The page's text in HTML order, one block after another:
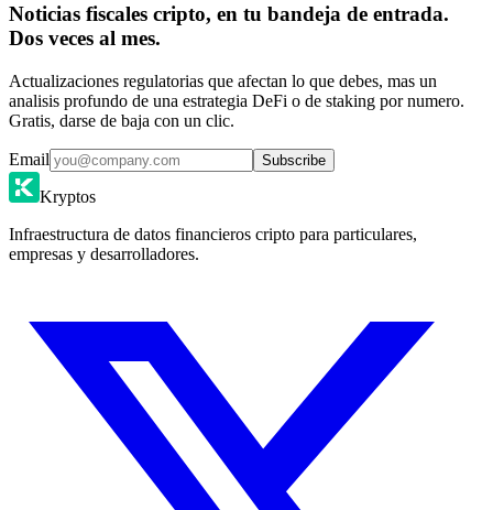
Noticias fiscales cripto, en tu bandeja de entrada.
Dos veces al mes.
Actualizaciones regulatorias que afectan lo que debes, mas un
analisis profundo de una estrategia DeFi o de staking por numero.
Gratis, darse de baja con un clic.
Email Subscribe
Kryptos
Infraestructura de datos financieros cripto para particulares,
empresas y desarrolladores.